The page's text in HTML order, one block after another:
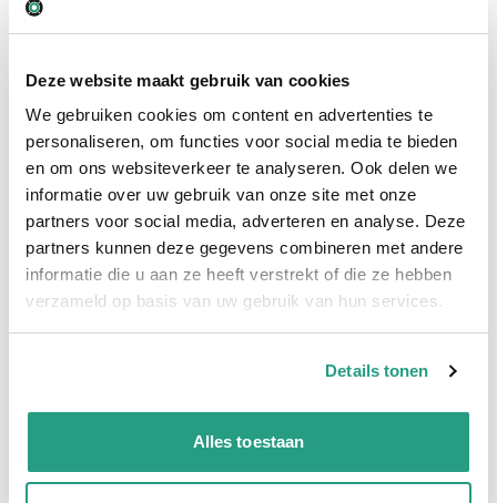
Deze website maakt gebruik van cookies
We gebruiken cookies om content en advertenties te
personaliseren, om functies voor social media te bieden
en om ons websiteverkeer te analyseren. Ook delen we
informatie over uw gebruik van onze site met onze
partners voor social media, adverteren en analyse. Deze
partners kunnen deze gegevens combineren met andere
informatie die u aan ze heeft verstrekt of die ze hebben
verzameld op basis van uw gebruik van hun services.
Details tonen
Alles toestaan
Snelle levering
Plus- en minpunten Meer informatie
Plus- en minpunten
Trilling- en schokbestendig
Meer informatie
0 tot 4 bar
Vragen? Neem dan nu contact op